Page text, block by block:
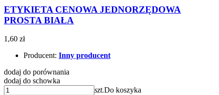
ETYKIETA CENOWA JEDNORZĘDOWA
PROSTA BIAŁA
1,60 zł
Producent: Inny producent
dodaj do porównania
dodaj do schowka
szt.Do koszyka